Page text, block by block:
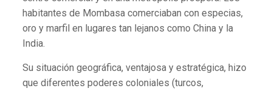
habitantes de Mombasa comerciaban con especias,
oro y marfil en lugares tan lejanos como China y la
India.
Su situación geográfica, ventajosa y estratégica, hizo
que diferentes poderes coloniales (turcos,